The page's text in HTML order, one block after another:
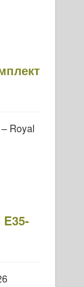
Royal